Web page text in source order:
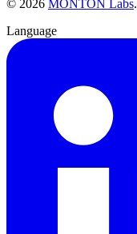
© 2026 MONTON Labs.
Language